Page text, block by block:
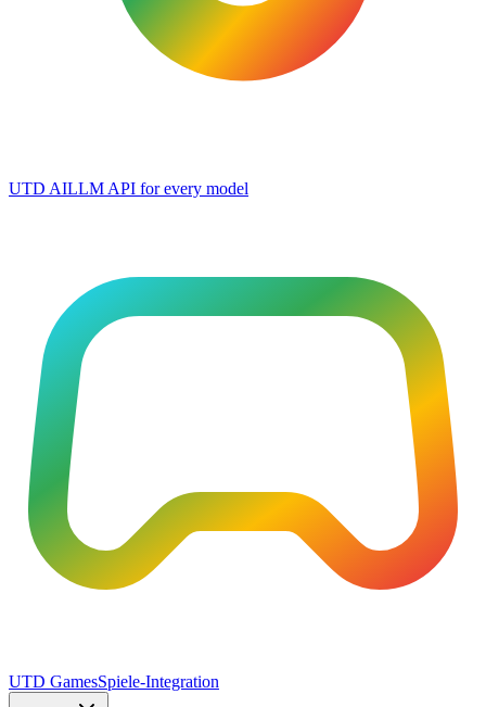
UTD AILLM API for every model
UTD GamesSpiele-Integration